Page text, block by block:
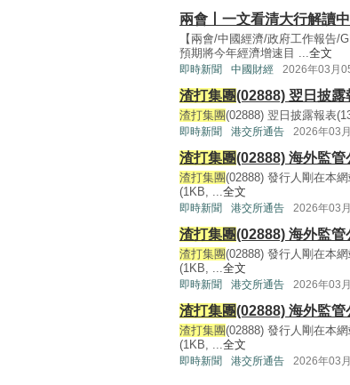
兩會丨一文看清大行解讀
【兩會/中國經濟/政府工作報告/
預期將今年經濟增速目 ...全文
即時新聞 中國財經 2026年03月
渣打集團(02888) 翌日披露
渣打集團(02888) 翌日披露報表
即時新聞 港交所通告 2026年03
渣打集團(02888) 海外監管
渣打集團(02888) 發行人剛在本
(1KB, ...全文
即時新聞 港交所通告 2026年03
渣打集團(02888) 海外監管
渣打集團(02888) 發行人剛在本
(1KB, ...全文
即時新聞 港交所通告 2026年03
渣打集團(02888) 海外監管
渣打集團(02888) 發行人剛在本
(1KB, ...全文
即時新聞 港交所通告 2026年03